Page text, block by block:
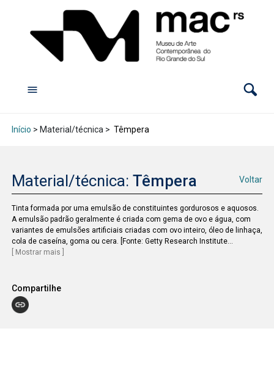
Início > Material/técnica > Têmpera
Material/técnica: Têmpera Voltar
Tinta formada por uma emulsão de constituintes gordurosos e aquosos.
A emulsão padrão geralmente é criada com gema de ovo e água, com
variantes de emulsões artificiais criadas com ovo inteiro, óleo de linhaça,
cola de caseína, goma ou cera. [Fonte: Getty Research Institute...
[ Mostrar mais ]
Compartilhe